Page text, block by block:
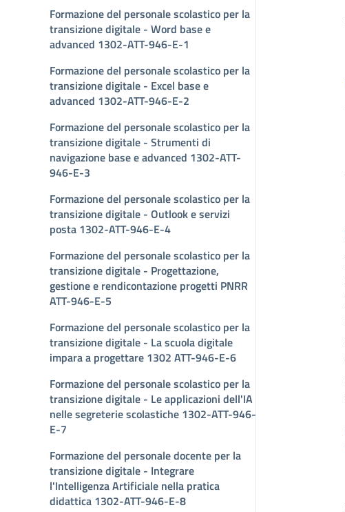
Formazione del personale scolastico per la
transizione digitale - Word base e
advanced 1302-ATT-946-E-1
Formazione del personale scolastico per la
transizione digitale - Excel base e
advanced 1302-ATT-946-E-2
Formazione del personale scolastico per la
transizione digitale - Strumenti di
navigazione base e advanced 1302-ATT-
946-E-3
Formazione del personale scolastico per la
transizione digitale - Outlook e servizi
posta 1302-ATT-946-E-4
Formazione del personale scolastico per la
transizione digitale - Progettazione,
gestione e rendicontazione progetti PNRR
ATT-946-E-5
Formazione del personale scolastico per la
transizione digitale - La scuola digitale
impara a progettare 1302 ATT-946-E-6
Formazione del personale scolastico per la
transizione digitale - Le applicazioni dell'IA
nelle segreterie scolastiche 1302-ATT-946-
E-7
Formazione del personale docente per la
transizione digitale - Integrare
l'Intelligenza Artificiale nella pratica
didattica 1302-ATT-946-E-8